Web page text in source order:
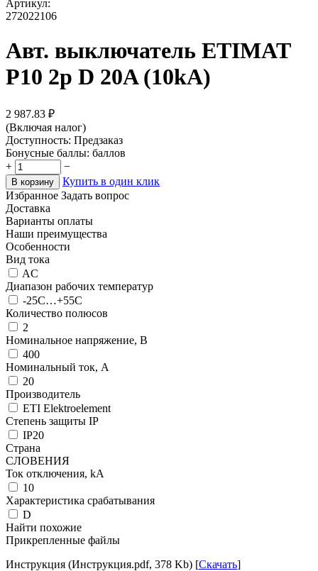
Артикул:
272022106
Авт. выключатель ETIMAT
P10 2p D 20A (10kA)
2 987.83 ₽
(Включая налог)
Доступность: Предзаказ
Бонусные баллы: баллов
+
−
В корзину
Купить в один клик
Избранное Задать вопрос
Доставка
Варианты оплаты
Наши преимущества
Особенности
Вид тока
AC
Диапазон рабочих температур
-25C…+55C
Количество полюсов
2
Номинальное напряжение, В
400
Номинальный ток, А
20
Производитель
ETI Elektroelement
Степень защиты IP
IP20
Страна
СЛОВЕНИЯ
Ток отключения, kА
10
Характеристика срабатывания
D
Найти похожие
Прикрепленные файлы
Инструкция (Инструкция.pdf, 378 Kb) [Скачать]